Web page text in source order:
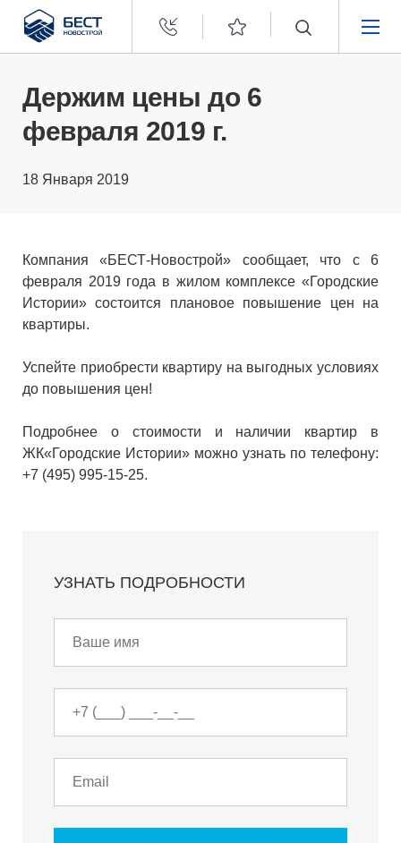
Бест
Новострой
ПОКУПАТЕЛЯМ
ЗАСТРОЙЩИКАМ
Держим цены до 6
февраля 2019 г.
18 Января 2019
Компания «БЕСТ-Новострой» сообщает, что с 6
февраля 2019 года в жилом комплексе «Городские
Истории» состоится плановое повышение цен на
квартиры.
Успейте приобрести квартиру на выгодных условиях
до повышения цен!
Подробнее о стоимости и наличии квартир в
ЖК«Городские Истории» можно узнать по телефону:
+7 (495) 995-15-25.
УЗНАТЬ ПОДРОБНОСТИ